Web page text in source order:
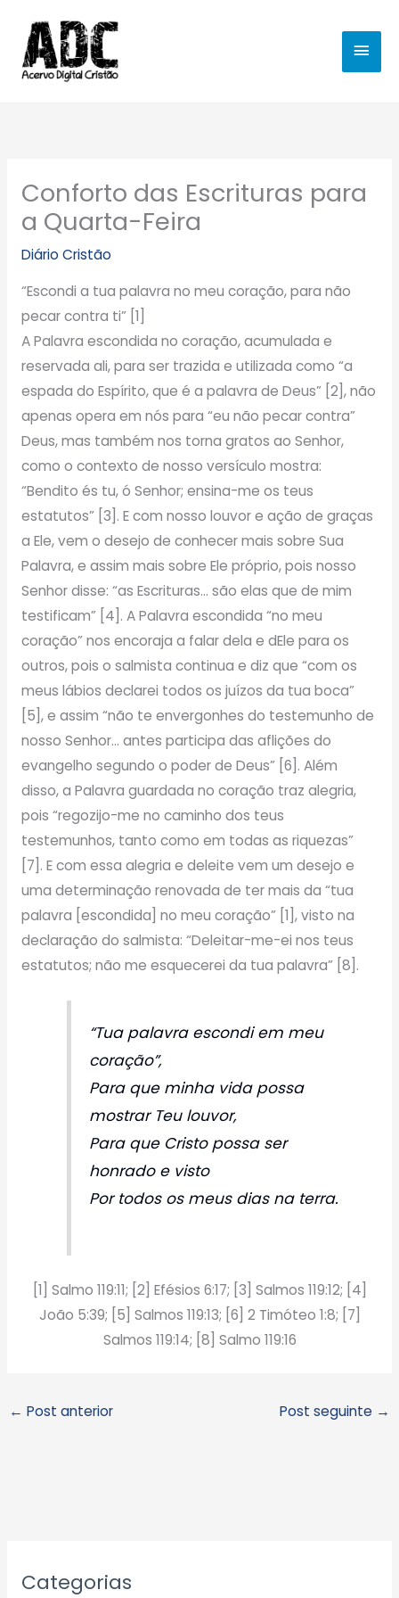
para
conteúdo
Conforto das Escrituras para
a Quarta-Feira
Diário Cristão
“Escondi a tua palavra no meu coração, para não
pecar contra ti” [1]
A Palavra escondida no coração, acumulada e
reservada ali, para ser trazida e utilizada como “a
espada do Espírito, que é a palavra de Deus” [2], não
apenas opera em nós para “eu não pecar contra”
Deus, mas também nos torna gratos ao Senhor,
como o contexto de nosso versículo mostra:
“Bendito és tu, ó Senhor; ensina-me os teus
estatutos” [3]. E com nosso louvor e ação de graças
a Ele, vem o desejo de conhecer mais sobre Sua
Palavra, e assim mais sobre Ele próprio, pois nosso
Senhor disse: “as Escrituras… são elas que de mim
testificam” [4]. A Palavra escondida “no meu
coração” nos encoraja a falar dela e dEle para os
outros, pois o salmista continua e diz que “com os
meus lábios declarei todos os juízos da tua boca”
[5], e assim “não te envergonhes do testemunho de
nosso Senhor… antes participa das aflições do
evangelho segundo o poder de Deus” [6]. Além
disso, a Palavra guardada no coração traz alegria,
pois “regozijo-me no caminho dos teus
testemunhos, tanto como em todas as riquezas”
[7]. E com essa alegria e deleite vem um desejo e
uma determinação renovada de ter mais da “tua
palavra [escondida] no meu coração” [1], visto na
declaração do salmista: “Deleitar-me-ei nos teus
estatutos; não me esquecerei da tua palavra” [8].
“Tua palavra escondi em meu
coração”,
Para que minha vida possa
mostrar Teu louvor,
Para que Cristo possa ser
honrado e visto
Por todos os meus dias na terra.
[1] Salmo 119:11; [2] Efésios 6:17; [3] Salmos 119:12; [4]
João 5:39; [5] Salmos 119:13; [6] 2 Timóteo 1:8; [7]
Salmos 119:14; [8] Salmo 119:16
← Post anterior Post seguinte →
Categorias
r